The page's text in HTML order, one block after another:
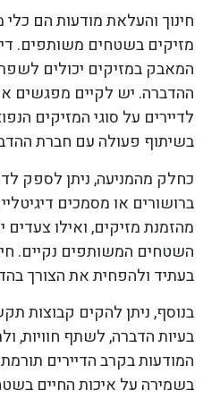
חינוך והעלאת מודעות הם
מזיקים בשטחים משותפים.
המאבק במזיקים יכולים
ההדברה. יש לקיים מפגשים
לדיירים על סוגי המזיקים
בשיתוף פעולה עם חברת
כחלק מהמניעה, ניתן לספק
ברושורים או מסמכים
מהזמנת מזיקים, ואילו
השטחים המשותפים נקיים.
בעתיד ולהפחית את הצורך
בנוסף, ניתן להקים קבוצות
בעיות הדברה, לשתף חוויות,
המודעות בקרב הדיירים
בשמירה על איכות החיים